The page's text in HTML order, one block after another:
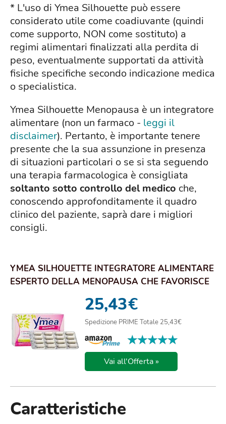
* L'uso di Ymea Silhouette può essere
considerato utile come coadiuvante (quindi
come supporto, NON come sostituto) a
regimi alimentari finalizzati alla perdita di
peso, eventualmente supportati da attività
fisiche specifiche secondo indicazione medica
o specialistica.
Ymea Silhouette Menopausa è un integratore
alimentare (non un farmaco - leggi il
disclaimer). Pertanto, è importante tenere
presente che la sua assunzione in presenza
di situazioni particolari o se si sta seguendo
una terapia farmacologica è consigliata
soltanto sotto controllo del medico che,
conoscendo approfonditamente il quadro
clinico del paziente, saprà dare i migliori
consigli.
YMEA SILHOUETTE INTEGRATORE ALIMENTARE
ESPERTO DELLA MENOPAUSA CHE FAVORISCE
25,43€
Spedizione PRIME Totale 25,43€
★★★★★
★★★★★
Vai all'Offerta »
Caratteristiche